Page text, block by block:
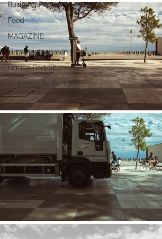
Business Portrait
Food
MAGAZINE
Firmenaufnahmen
Firmen Portrait
Authentische Portraits